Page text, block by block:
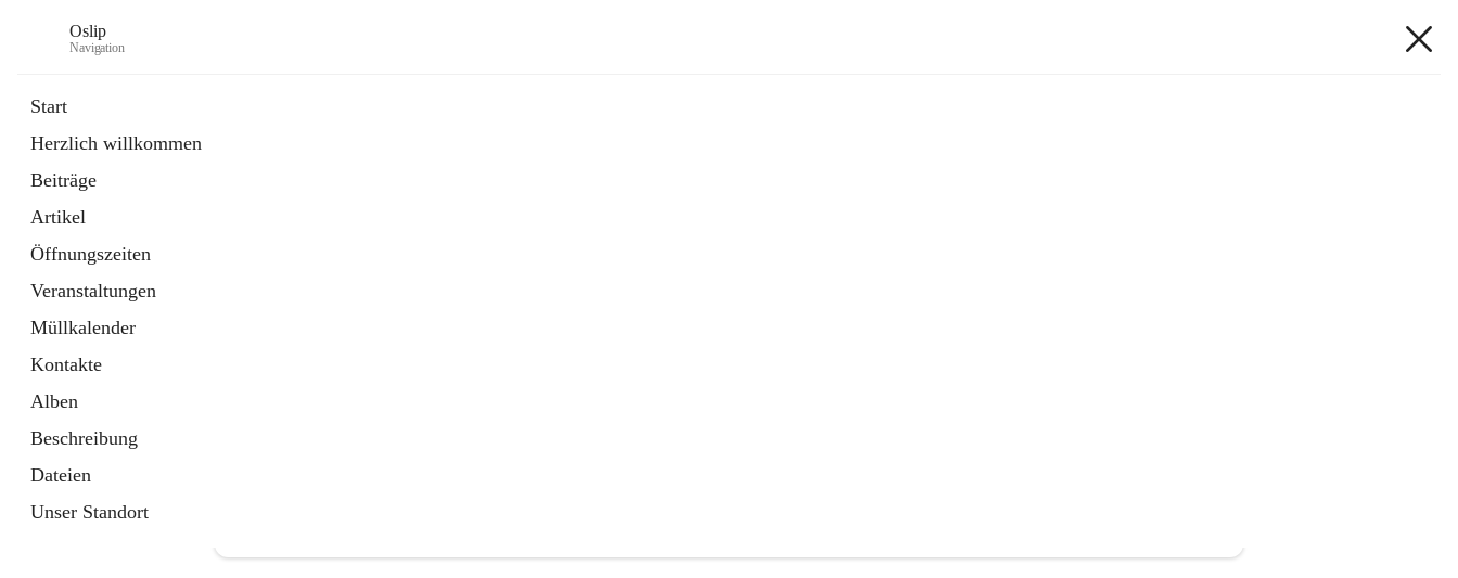
Oslip
Navigation
Start
Herzlich willkommen
Beiträge
Artikel
Öffnungszeiten
Veranstaltungen
Müllkalender
Kontakte
Alben
Beschreibung
Dateien
Unser Standort